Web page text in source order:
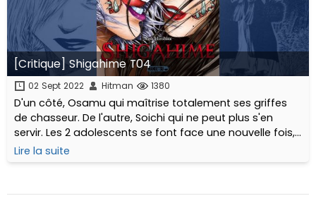
[Critique] Shigahime T04
02 Sept 2022 Hitman 1380
D'un côté, Osamu qui maîtrise totalement ses griffes
de chasseur. De l'autre, Soichi qui ne peut plus s'en
servir. Les 2 adolescents se font face une nouvelle fois,
dans un rapport de force totalement inversé...
Lire la suite